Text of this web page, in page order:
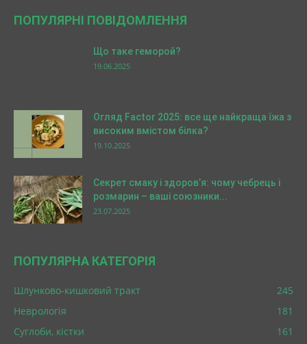
ПОПУЛЯРНІ ПОВІДОМЛЕННЯ
Що таке геморой?
19.06.2025
Огляд Factor 2025: все ще найкраща їжа з
високим вмістом білка?
19.10.2025
Секрет смаку і здоров’я: чому чебрець і
розмарин – ваші союзники...
23.07.2025
ПОПУЛЯРНА КАТЕГОРІЯ
Шлунково-кишковий тракт
245
Неврологія
181
Суглоби, кістки
161